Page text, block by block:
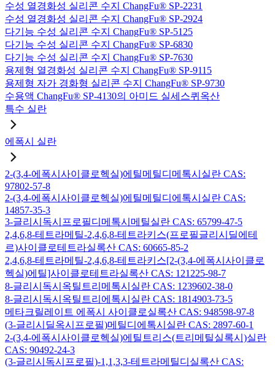
수성 열경화성 실리콘 수지 ChangFu® SP-2231
수성 열경화성 실리콘 수지 ChangFu® SP-2924
다기능 수성 실리콘 수지 ChangFu® SP-5125
다기능 수성 실리콘 수지 ChangFu® SP-6830
다기능 수성 실리콘 수지 ChangFu® SP-7630
용제형 열경화성 실리콘 수지 ChangFu® SP-9115
용제형 자가 경화형 실리콘 수지 ChangFu® SP-9730
수용액 ChangFu® SP-4130의 아미드 실세스퀴옥산
특수 실란
에폭시 실란
2-(3,4-에폭시사이클로헥실)에틸메틸디메톡시실란 CAS:
97802-57-8
2-(3,4-에폭시사이클로헥실)에틸메틸디에톡시실란 CAS:
14857-35-3
3-글리시독시프로필디메톡시메틸실란 CAS: 65799-47-5
2,4,6,8-테트라메틸-2,4,6,8-테트라키스(프로필글리시딜에테
르)사이클로테트라실록산 CAS: 60665-85-2
2,4,6,8-테트라메틸-2,4,6,8-테트라키스[2-(3,4-에폭시사이클로
헥실)에틸]사이클로테트라실록산 CAS: 121225-98-7
8-글리시독시옥틸트리메톡시실란 CAS: 1239602-38-0
8-글리시독시옥틸트리에톡시실란 CAS: 1814903-73-5
메타크릴레이트 에폭시 사이클로실록산 CAS: 948598-97-8
(3-글리시딜옥시프로필)메틸디에톡시실란 CAS: 2897-60-1
2-(3,4-에폭시사이클로헥실)에틸트리스(트리메틸실록시)실란
CAS: 90492-24-3
(3-글리시독시프로필)-1,1,3,3-테트라메틸디실록산 CAS: